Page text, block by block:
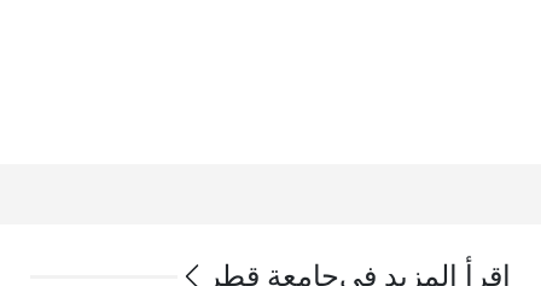
اقرأ المزيد فيجامعة قطر